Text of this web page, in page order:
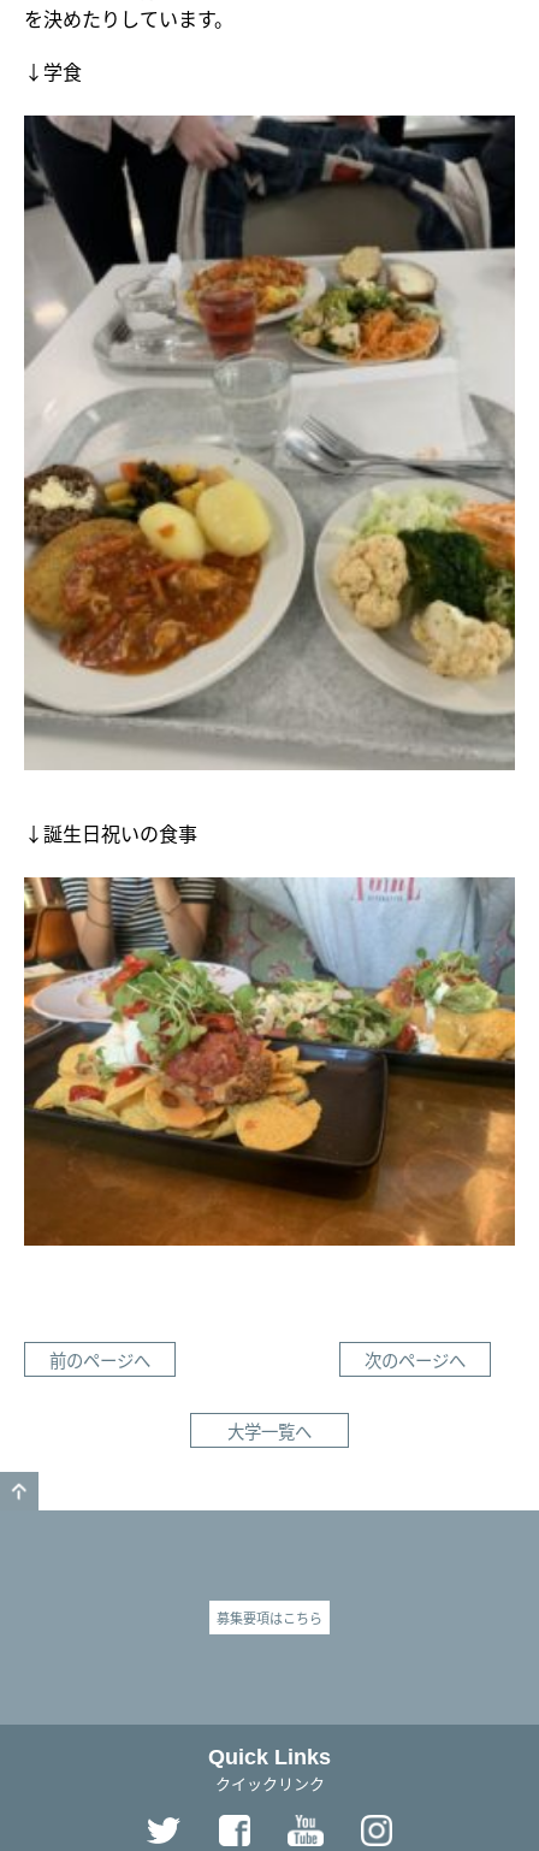
を決めたりしています。
↓学食
↓誕生日祝いの食事
前のページへ 次のページへ
大学一覧へ
募集要項はこちら
Quick Links
クイックリンク